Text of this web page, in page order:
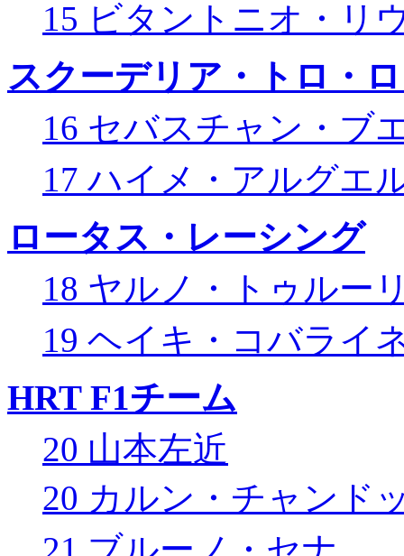
15 ビタントニオ・リ
スクーデリア・トロ・
16 セバスチャン・ブ
17 ハイメ・アルグエ
ロータス・レーシング
18 ヤルノ・トゥルー
19 ヘイキ・コバライ
HRT F1チーム
20 山本左近
20 カルン・チャンド